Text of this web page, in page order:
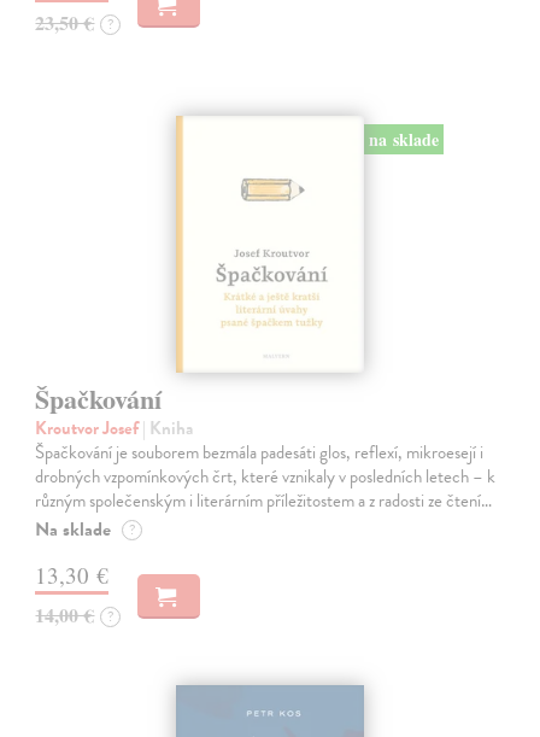
23,50 € ?
na sklade
Špačkování
Kroutvor Josef| Kniha
Špačkování je souborem bezmála padesáti glos, reflexí, mikroesejí i
drobných vzpomínkových črt, které vznikaly v posledních letech – k
různým společenským i literárním příležitostem a z radosti ze čtení…
Na sklade ?
13,30 €
14,00 € ?